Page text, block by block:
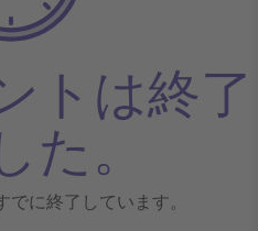
トは終了
た。
に終了しています。